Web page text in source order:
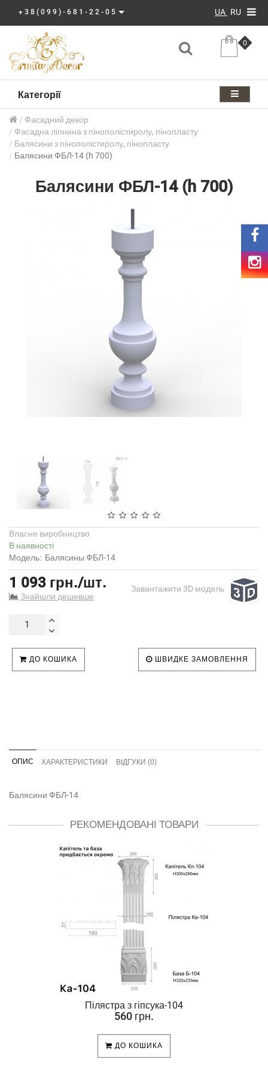
+38(099)-681-22-05 UA RU
0
Категорії
Фасадний декор
Фасадна ліпнина з пінополістиролу, пінопласту
Балясини з пінополістиролу, пінопласту
Балясини ФБЛ-14 (h 700)
Балясини ФБЛ-14 (h 700)
Власне виробництво
В наявності
Модель: Балясины ФБЛ-14
1 093 грн./шт.
Знайшли дешевше
Завантажити 3D модель
ДО КОШИКА ШВИДКЕ ЗАМОВЛЕННЯ
ОПИС ХАРАКТЕРИСТИКИ ВІДГУКИ (0)
Балясини ФБЛ-14
РЕКОМЕНДОВАНІ ТОВАРИ
Пілястра з гіпсука-104
560 грн.
ДО КОШИКА